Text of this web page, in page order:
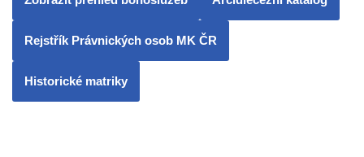
Rejstřík Právnických osob MK ČR
Historické matriky